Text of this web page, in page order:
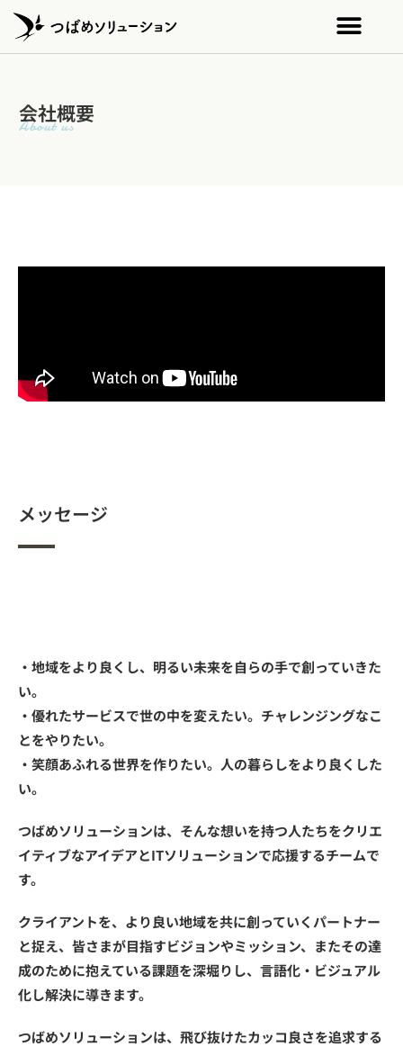
会社概要
About us
メッセージ
・地域をより良くし、明るい未来を自らの手で創っていきた
い。
・優れたサービスで世の中を変えたい。チャレンジングなこ
とをやりたい。
・笑顔あふれる世界を作りたい。人の暮らしをより良くした
い。
つばめソリューションは、そんな想いを持つ人たちをクリエ
イティブなアイデアとITソリューションで応援するチームで
す。
クライアントを、より良い地域を共に創っていくパートナー
と捉え、皆さまが目指すビジョンやミッション、またその達
成のために抱えている課題を深堀りし、言語化・ビジュアル
化し解決に導きます。
つばめソリューションは、飛び抜けたカッコ良さを追求する